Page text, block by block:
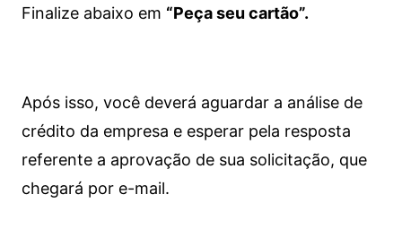
Finalize abaixo em “Peça seu cartão”.
Após isso, você deverá aguardar a análise de
crédito da empresa e esperar pela resposta
referente a aprovação de sua solicitação, que
chegará por e-mail.